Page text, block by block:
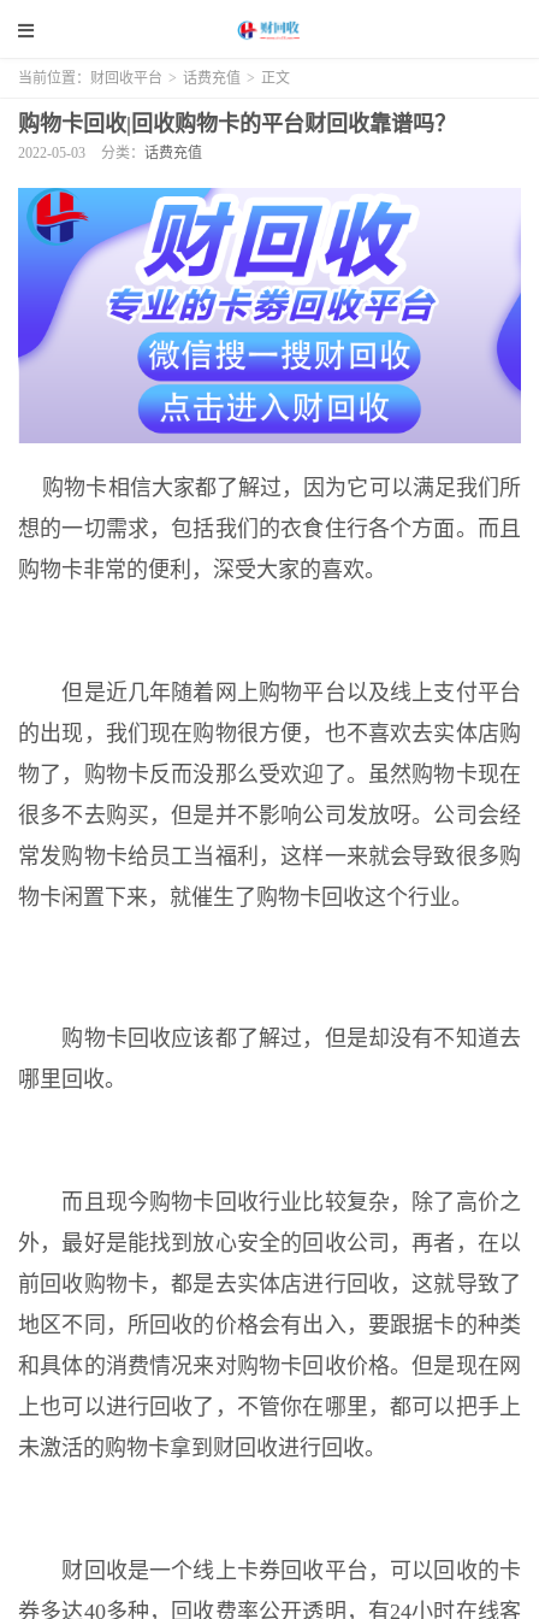
当前位置： 财回收平台 > 话费充值 > 正文
购物卡回收|回收购物卡的平台财回收靠谱吗？
2022-05-03 分类： 话费充值
购物卡相信大家都了解过，因为它可以满足我们所
想的一切需求，包括我们的衣食住行各个方面。而且
购物卡非常的便利，深受大家的喜欢。
但是近几年随着网上购物平台以及线上支付平台
的出现，我们现在购物很方便，也不喜欢去实体店购
物了，购物卡反而没那么受欢迎了。虽然购物卡现在
很多不去购买，但是并不影响公司发放呀。公司会经
常发购物卡给员工当福利，这样一来就会导致很多购
物卡闲置下来，就催生了购物卡回收这个行业。
购物卡回收应该都了解过，但是却没有不知道去
哪里回收。
而且现今购物卡回收行业比较复杂，除了高价之
外，最好是能找到放心安全的回收公司，再者，在以
前回收购物卡，都是去实体店进行回收，这就导致了
地区不同，所回收的价格会有出入，要跟据卡的种类
和具体的消费情况来对购物卡回收价格。但是现在网
上也可以进行回收了，不管你在哪里，都可以把手上
未激活的购物卡拿到财回收进行回收。
财回收是一个线上卡券回收平台，可以回收的卡
券多达40多种，回收费率公开透明，有24小时在线客